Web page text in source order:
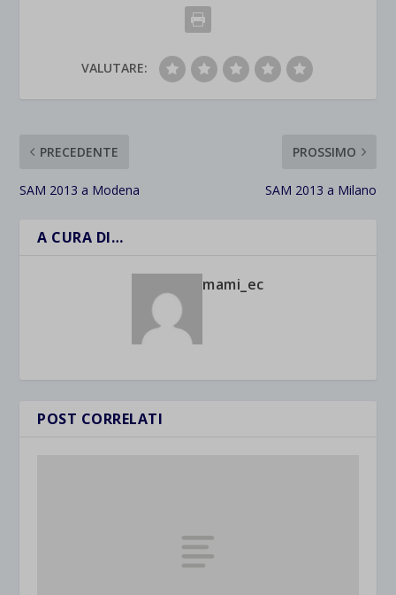
VALUTARE:
PRECEDENTE
SAM 2013 a Modena
PROSSIMO
SAM 2013 a Milano
A CURA DI…
mami_ec
POST CORRELATI